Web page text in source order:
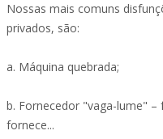
Nossas mais comuns
privados, são:
a. Máquina quebrada;
b. Fornecedor "vaga-lume"
fornece...